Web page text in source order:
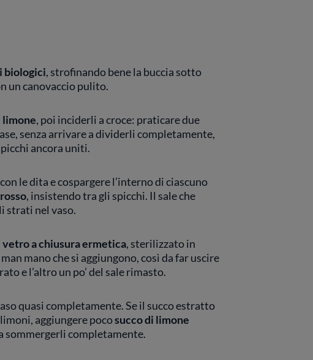
biologici, strofinando bene la buccia sotto
un canovaccio pulito.
limone, poi inciderli a croce: praticare due
senza arrivare a dividerli completamente,
ancora uniti.
le dita e cospargere l’interno di ciascuno
, insistendo tra gli spicchi. Il sale che
strati nel vaso.
vetro a chiusura ermetica, sterilizzato in
mano che si aggiungono, così da far uscire
e l’altro un po’ del sale rimasto.
quasi completamente. Se il succo estratto
aggiungere pocosucco di limone
sommergerli completamente.